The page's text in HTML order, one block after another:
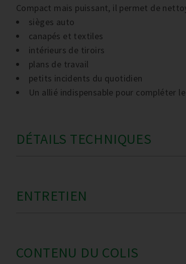
Compact mais puissant, il permet de
sièges auto
canapés et textiles
intérieurs de tiroirs
plans de travail
petits incidents du quotidien
Un allié indispensable pour compléter le
DÉTAILS TECHNIQUES
ENTRETIEN
CONTENU DU COLIS